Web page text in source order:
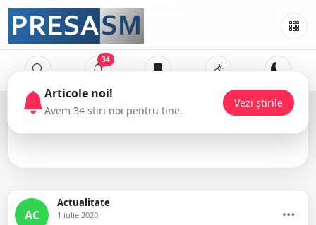
34
economie
AC
Actualitate
1 iulie 2020
Articole noi!
Avem 34 știri noi pentru tine.
Vezi știrile